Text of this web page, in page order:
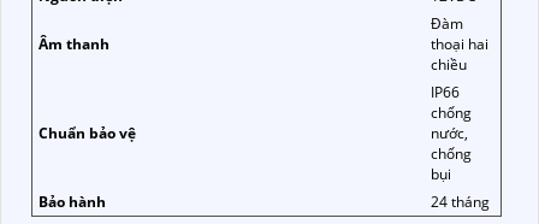
Âm thanh
Đàm
thoại hai
chiều
Chuẩn bảo vệ
IP66
chống
nước,
chống
bụi
Bảo hành
24 tháng